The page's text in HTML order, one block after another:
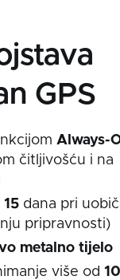
GPS
Always-
čitljivošću i na
15 dana pri
pripravnosti)
metalno tijelo
više od